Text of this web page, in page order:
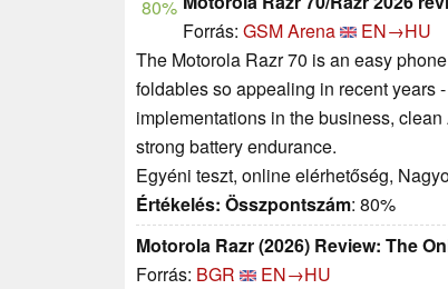
80%
Forrás: GSM Arena
EN→HU
The Motorola Razr 70 is an easy
foldables so appealing in recent years
implementations in the business,
strong battery endurance.
Egyéni teszt, online elérhetőség,
Értékelés: Összpontszám: 80%
Motorola Razr (2026) Review: The
Forrás: BGR
EN→HU